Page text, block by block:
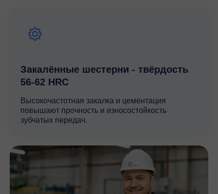
Закалённые шестерни - твёрдость
56-62 HRC
Высокочастотная закалка и цементация
повышают прочность и износостойкость
зубчатых передач.